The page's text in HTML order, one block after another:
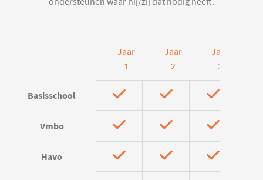
Jaar
1
Jaar
2
Jaar
3
Basisschool
Vmbo
Havo